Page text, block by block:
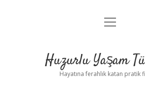
Anasayfa
Yasal Uyarı
menüyü
Huzurlu Yaşam
Hayatına ferahlık katan pratik